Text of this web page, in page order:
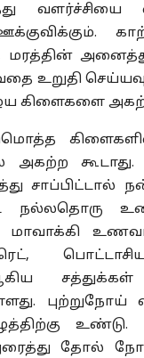
வளர்ச்சியை
மரத்தின்
உறுதி
கிளைகளை
அகற்ற
சாப்பிட்டால்
நல்லதொரு
மாவாக்கி
புற்றுநோய்
தோல் நோய்